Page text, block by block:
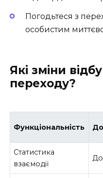
Погодьтеся з
особистим
Які зміни
переходу?
Функціональність
Статистика
взаємодії